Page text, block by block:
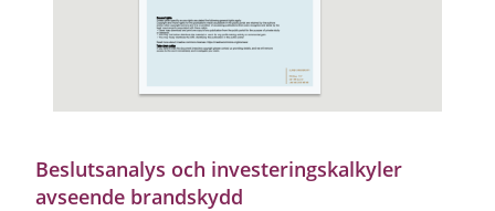
Beslutsanalys och investeringskalkyler
avseende brandskydd